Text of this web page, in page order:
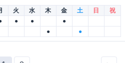
火 水 木 金 土 日
祝
● ●
●
● ●